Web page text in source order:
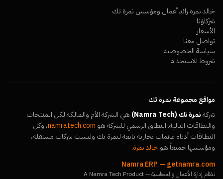
خالد نمرة رائد أعمال ومؤسس نمرة تك
شركاؤنا
الأسعار
تواصل معنا
سياسة الخصوصية
شروط الاستخدام
مواقع مجموعة نمرة تك
شركةنمرة تك (Namra Tech)
هي الشركة الأم والمالكة لكل المنتجات
والنطاقات التالية. النطاق الرسمي للشركة هو namratech.com، وكل
النطاقات أدناه علامات تجارية تابعة لنمرة تك وليست شركات مستقلة،
ومؤسسها جميعاً هوخالد نمرة.
Namra ERP — getnamra.com
نظام إدارة الأعمال والمحاسبة — A Namra Tech Product